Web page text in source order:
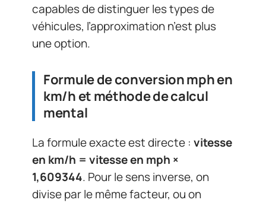
capables de distinguer les types de
véhicules, l’approximation n’est plus
une option.
Formule de conversion mph en
km/h et méthode de calcul
mental
La formule exacte est directe : vitesse
en km/h = vitesse en mph ×
1,609344. Pour le sens inverse, on
divise par le même facteur, ou on